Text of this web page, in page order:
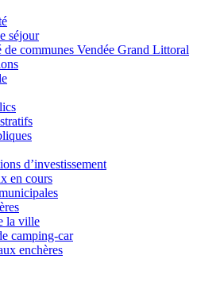
séjour
de communes Vendée Grand Littoral
d’investissement
en cours
la ville
camping-car
enchères